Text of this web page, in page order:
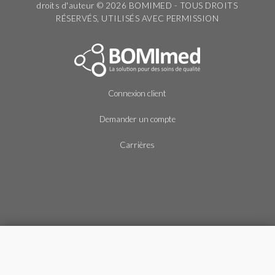
droits d'auteur © 2026 BOMIMED - TOUS DROITS
RÉSERVÉS, UTILISÉS AVEC PERMISSION
Connexion client
Demander un compte
Carrières